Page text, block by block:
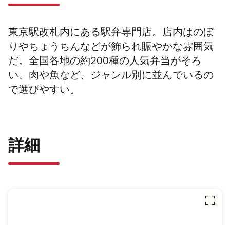
東京駅改札内にある駅弁専門店。店内はのぼ
りやちょうちんなどが飾られ賑やかな雰囲気
だ。全国各地の約200種の人気弁当がそろ
い、肉や魚など、ジャンル別に並んでいるの
で選びやすい。
詳細